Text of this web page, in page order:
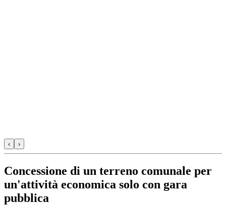
‹ ›
Concessione di un terreno comunale per
un'attività economica solo con gara
pubblica